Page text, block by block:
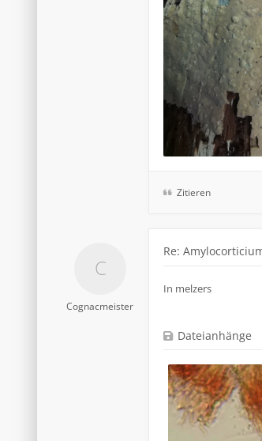
Zitieren
Cognacmeister
Re:
In melzers
Dateianhänge